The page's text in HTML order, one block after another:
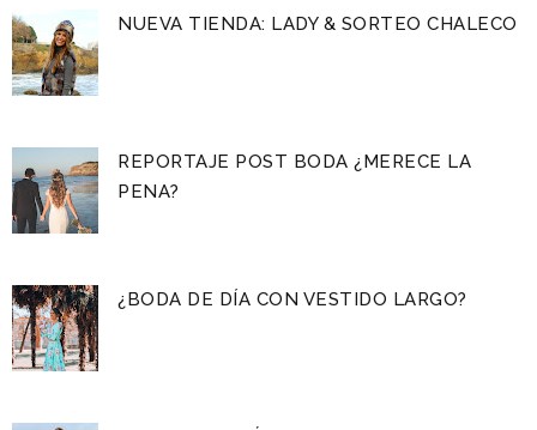
NUEVA TIENDA: LADY & SORTEO CHALECO
REPORTAJE POST BODA ¿MERECE LA
PENA?
¿BODA DE DÍA CON VESTIDO LARGO?